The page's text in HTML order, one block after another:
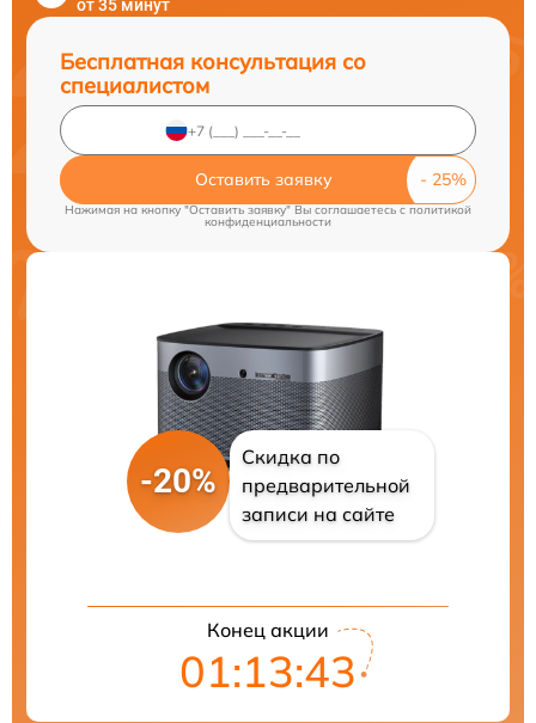
от 35 минут
Бесплатная консультация со
специалистом
Оставить заявку
Нажимая на кнопку "Оставить заявку" Вы соглашаетесь cполитикой
конфиденциальности
-20%
Скидка по
предварительной
записи на сайте
Конец акции
01:13:42